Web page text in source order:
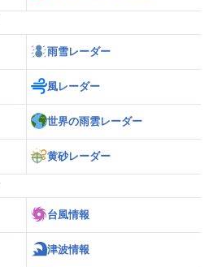
雨雪レーダー
風レーダー
世界の雨雲レーダー
黄砂レーダー
台風情報
津波情報